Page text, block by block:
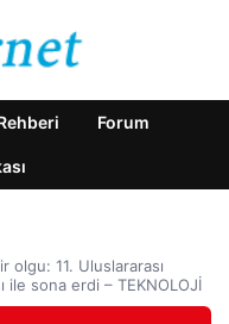
Forum
olgu: 11. Uluslararası
ile sona erdi – TEKNOLOJİ